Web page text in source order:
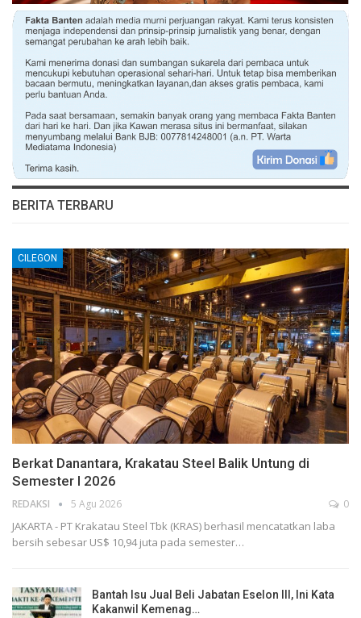
BERITA TERBARU
CILEGON
Berkat Danantara, Krakatau Steel Balik Untung di
Semester I 2026
REDAKSI 5 Agu 2026 0
JAKARTA - PT Krakatau Steel Tbk (KRAS) berhasil mencatatkan laba
bersih sebesar US$ 10,94 juta pada semester…
Bantah Isu Jual Beli Jabatan Eselon III, Ini Kata
Kakanwil Kemenag…